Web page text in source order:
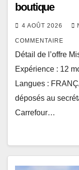
boutique
4 AOÛT 2026
COMMENTAIRE
Détail de l’offre
Expérience : 12
Langues :
déposés au
Carrefour…